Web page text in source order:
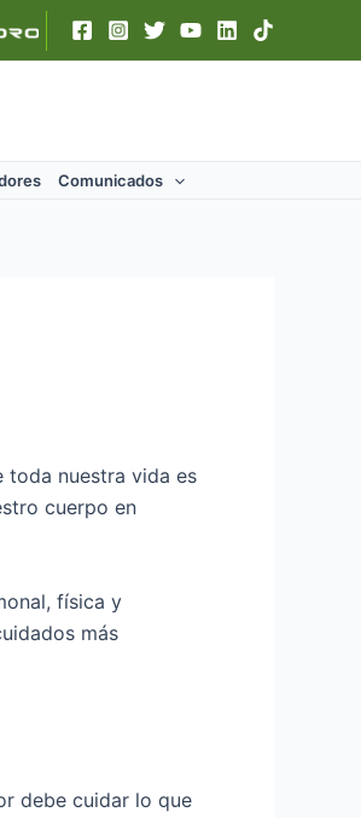
Comunicados
toda nuestra vida es
cuerpo en
física y
más
debe cuidar lo que